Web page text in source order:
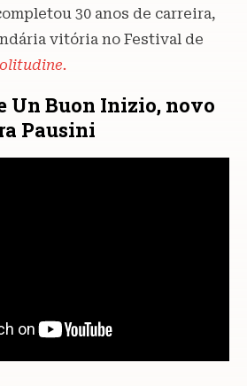
30 anos de carreira,
vitória no Festival de
Un Buon Inizio, novo
Pausini